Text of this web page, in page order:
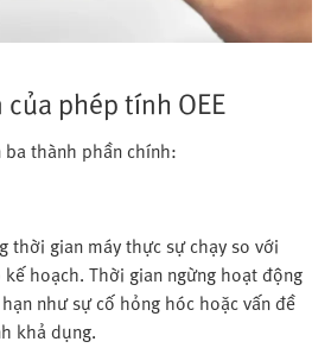
phép tính OEE
ba thành phần chính:
thời gian máy thực sự chạy so với
hoạch. Thời gian ngừng hoạt động
như sự cố hỏng hóc hoặc vấn đề
khả dụng.